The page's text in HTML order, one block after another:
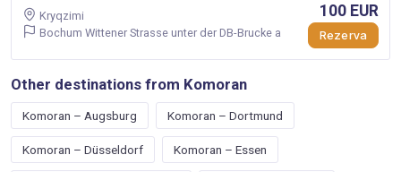
Kryqzimi
Bochum Wittener Strasse unter der DB-Brucke a
100 EUR
Rezerva
Other destinations from Komoran
Komoran – Augsburg Komoran – Dortmund
Komoran – Düsseldorf Komoran – Essen